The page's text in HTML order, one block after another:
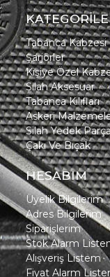
Tabanca Kabzesi
Şarjörler
Kişiye Özel
Silah Aksesuar
Tabanca Kılıfları
Askeri
Silah Yedek
Çakı Ve Bıçak
HESABIM
Üyelik Bilgilerim
Adres Bilgilerim
Siparişlerim
Stok Alarm
Alışveriş Listem
Fiyat Alarm